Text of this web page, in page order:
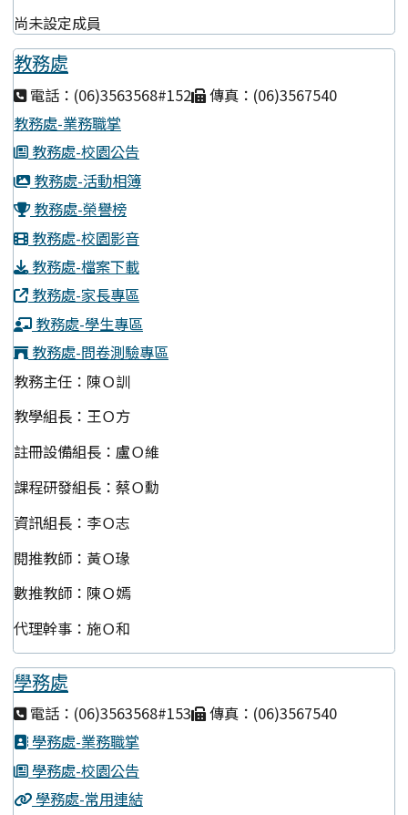
尚未設定成員
教務處
電話：(06)3563568#152
傳真：(06)3567540
教務處-業務職掌
教務處-校園公告
教務處-活動相簿
教務處-榮譽榜
教務處-校園影音
教務處-檔案下載
教務處-家長專區
教務處-學生專區
教務處-問卷測驗專區
教務主任：陳Ｏ訓
教學組長：王Ｏ方
註冊設備組長：盧Ｏ維
課程研發組長：蔡Ｏ勳
資訊組長：李Ｏ志
閱推教師：黃Ｏ瑑
數推教師：陳Ｏ嫣
代理幹事：施Ｏ和
學務處
電話：(06)3563568#153
傳真：(06)3567540
學務處-業務職掌
學務處-校園公告
學務處-常用連結